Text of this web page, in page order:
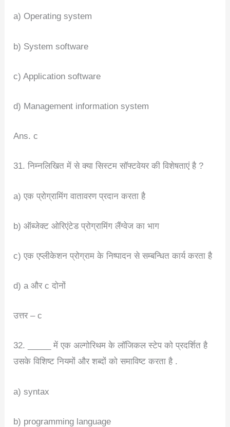
a) Operating system
b) System software
c) Application software
d) Management information system
Ans. c
31. निम्नलिखित में से क्या सिस्टम सॉफ्टवेयर की विशेषताएं है ?
a) एक प्रोग्रामिंग वातावरण प्रदान करता है
b) ऑब्जेक्ट ओरिएंटेड प्रोग्रामिंग लैंग्वेज का भाग
c) एक एप्लीकेशन प्रोग्राम के निष्पादन से सम्बन्धित कार्य करता है
d) a और c दोनों
उत्तर – c
32. _____ में एक अल्गोरिथम के लॉजिकल स्टेप को प्रदर्शित है
उसके विशिष्ट नियमों और शब्दों को समाविष्ट करता है .
a) syntax
b) programming language